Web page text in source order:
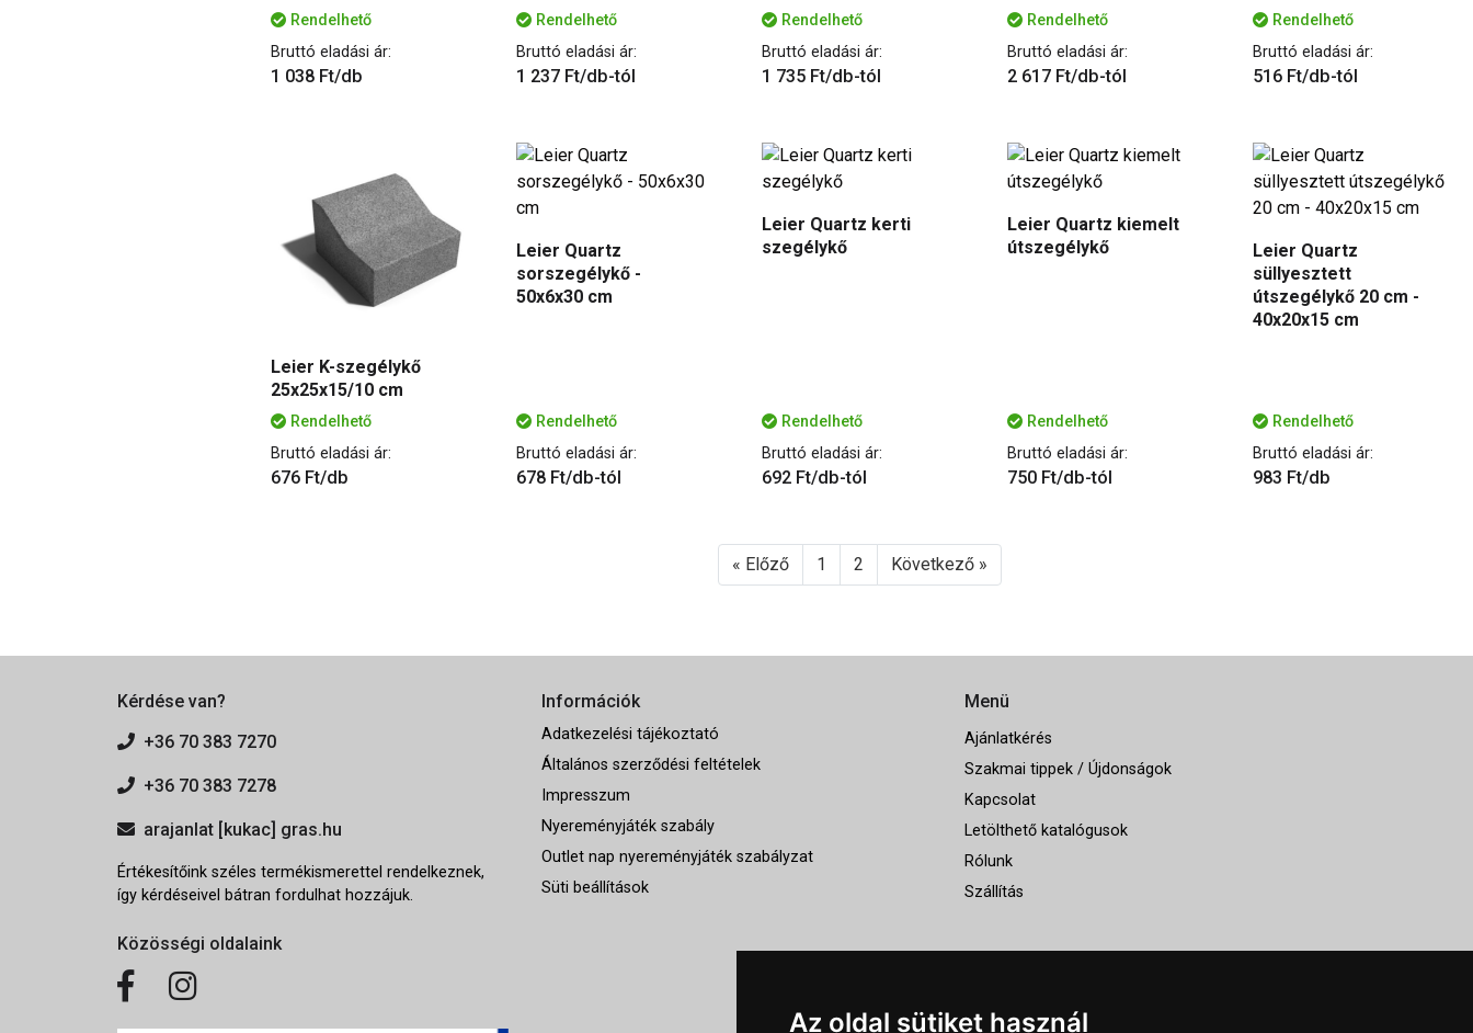
Az oldal sütiket használ
Rendelhető
Bruttó eladási ár:
1 038 Ft/db
Rendelhető
Bruttó eladási ár:
1 237 Ft/db-tól
Rendelhető
Bruttó eladási ár:
1 735 Ft/db-tól
Rendelhető
Bruttó eladási ár:
2 617 Ft/db-tól
Rendelhető
Bruttó eladási ár:
516 Ft/db-tól
Leier K-szegélykő
25x25x15/10 cm
Rendelhető
Bruttó eladási ár:
676 Ft/db
Leier Quartz
sorszegélykő -
50x6x30 cm
Rendelhető
Bruttó eladási ár:
678 Ft/db-tól
Leier Quartz kerti
szegélykő
Rendelhető
Bruttó eladási ár:
692 Ft/db-tól
Leier Quartz kiemelt
útszegélykő
Rendelhető
Bruttó eladási ár:
750 Ft/db-tól
Leier Quartz
süllyesztett
útszegélykő 20 cm -
40x20x15 cm
Rendelhető
Bruttó eladási ár:
983 Ft/db
« Előző 1 2 Következő »
Kérdése van?
+36 70 383 7270
+36 70 383 7278
arajanlat [kukac] gras.hu
Értékesítőink széles termékismerettel rendelkeznek,
így kérdéseivel bátran fordulhat hozzájuk.
Közösségi oldalaink
Információk
Adatkezelési tájékoztató
Általános szerződési feltételek
Impresszum
Nyereményjáték szabály
Outlet nap nyereményjáték szabályzat
Süti beállítások
Menü
Ajánlatkérés
Szakmai tippek / Újdonságok
Kapcsolat
Letölthető katalógusok
Rólunk
Szállítás